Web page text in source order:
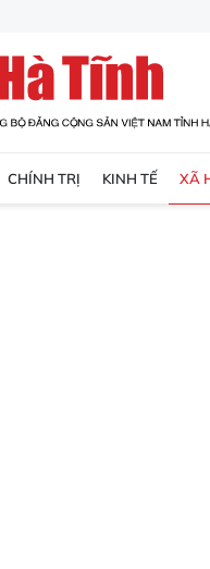
CHÍNH TRỊ KINH TẾ XÃ